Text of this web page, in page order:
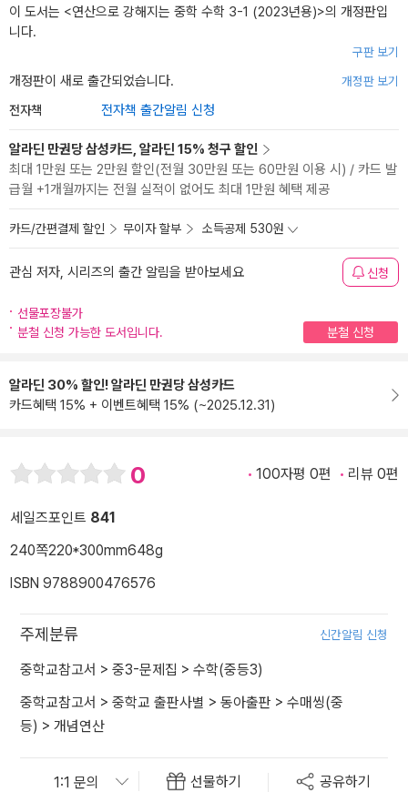
이 도서는 <연산으로 강해지는 중학 수학 3-1 (2023년용)>의 개정판입
니다.
구판 보기
개정판이 새로 출간되었습니다. 개정판 보기
전자책 전자책 출간알림 신청
알라딘 만권당 삼성카드, 알라딘 15% 청구 할인
최대 1만원 또는 2만원 할인(전월 30만원 또는 60만원 이용 시) / 카드 발
급월 +1개월까지는 전월 실적이 없어도 최대 1만원 혜택 제공
카드/간편결제 할인 무이자 할부 소득공제 530원
관심 저자, 시리즈의 출간 알림을 받아보세요 신청
선물포장불가
분철 신청 가능한 도서입니다.
분철 신청
알라딘 30% 할인! 알라딘 만권당 삼성카드
카드혜택 15% + 이벤트혜택 15% (~2025.12.31)
0 100자평 0편 리뷰 0편
세일즈포인트 841
240쪽220*300mm648g
ISBN 9788900476576
주제분류 신간알림 신청
중학교참고서 > 중3-문제집 > 수학(중등3)
중학교참고서 > 중학교 출판사별 > 동아출판 > 수매씽(중
등) > 개념연산
선물하기 공유하기